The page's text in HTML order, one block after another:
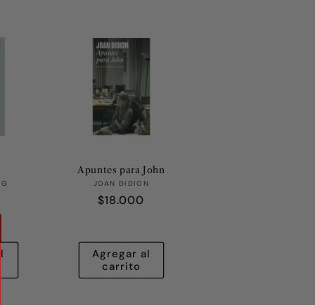
Apuntes para John
Proveedor:
JOAN DIDION
Precio
$18.000
Agregar al
carrito